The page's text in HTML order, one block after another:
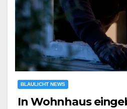
BLAULICHT NEWS
In Wohnhaus